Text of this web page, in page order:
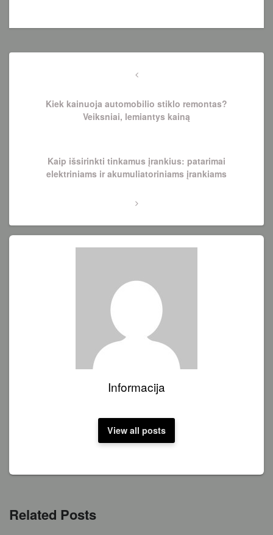
Navigacija
Previous
Kiek kainuoja automobilio stiklo remontas?
Veiksniai, lemiantys kainą
Post
Kaip išsirinkti tinkamus įrankius: patarimai
elektriniams ir akumuliatoriniams įrankiams
Informacija
View all posts
Related Posts